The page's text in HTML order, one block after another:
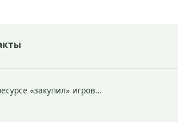
«закупил» игров…